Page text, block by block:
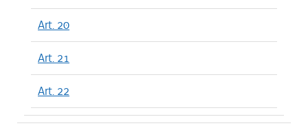
Art. 20
Art. 21
Art. 22